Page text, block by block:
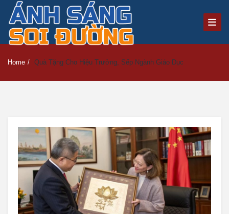
Home / Quà Tặng Cho Hiệu Trưởng, Sếp Ngành Giáo Dục